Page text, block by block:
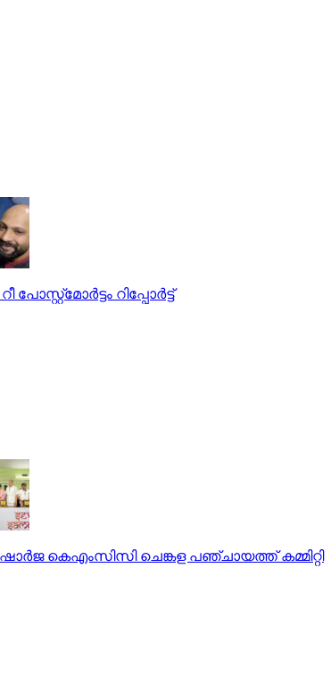
റിപ്പോര്‍ട്ട്
കെഎംസിസി ചെങ്കള പഞ്ചായത്ത് കമ്മിറ്റി